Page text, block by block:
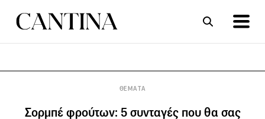
ΘΕΜΑΤΑ
Σορμπέ φρούτων: 5 συνταγές που θα σας